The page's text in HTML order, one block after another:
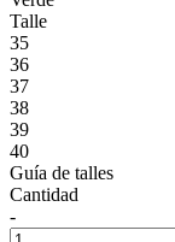
Talle
35
36
37
38
39
40
Guía de talles
Cantidad
-